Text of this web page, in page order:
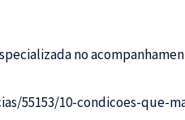
no
55153/10-condicoes-que-